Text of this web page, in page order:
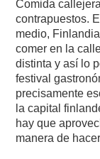
Comida
contrapuestos.
medio,
comer en la
distinta y así lo
festival
precisamente
la capital
hay que
manera de